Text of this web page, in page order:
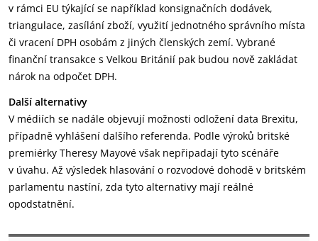
v rámci EU týkající se například konsignačních dodávek,
triangulace, zasílání zboží, využití jednotného správního místa
či vracení DPH osobám z jiných členských zemí. Vybrané
finanční transakce s Velkou Británií pak budou nově zakládat
nárok na odpočet DPH.
Další alternativy
V médiích se nadále objevují možnosti odložení data Brexitu,
případně vyhlášení dalšího referenda. Podle výroků britské
premiérky Theresy Mayové však nepřipadají tyto scénáře
v úvahu. Až výsledek hlasování o rozvodové dohodě v britském
parlamentu nastíní, zda tyto alternativy mají reálné
opodstatnění.